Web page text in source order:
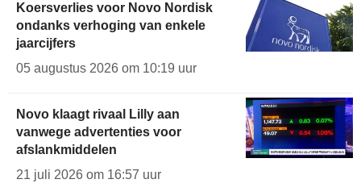
Koersverlies voor Novo Nordisk
ondanks verhoging van enkele
jaarcijfers
05 augustus 2026 om 10:19 uur
Novo klaagt rivaal Lilly aan
vanwege advertenties voor
afslankmiddelen
21 juli 2026 om 16:57 uur